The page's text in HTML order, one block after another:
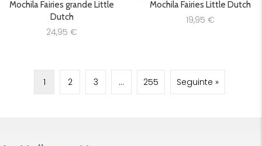
Mochila Fairies grande Little
Dutch
24,95 €
Mochila Fairies Little Dutch
19,95 €
1 2 3 … 255 Seguinte »